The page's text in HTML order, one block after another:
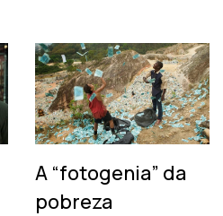
A “fotogenia” da
pobreza